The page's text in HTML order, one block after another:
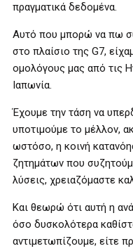
πραγματικά δεδομένα.
Αυτό που μπορώ να πω
στο πλαίσιο της G7,
ομολόγους μας από τις
Ιαπωνία.
Έχουμε την τάση να
υποτιμούμε το μέλλον,
ωστόσο, η κοινή
ζητημάτων που
λύσεις, χρειαζόμαστε
Και θεωρώ ότι αυτή η
όσο δυσκολότερα
αντιμετωπίζουμε, είτε